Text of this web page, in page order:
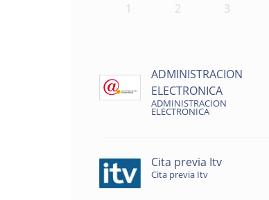
1 2 3
ADMINISTRACION
ELECTRONICA
ADMINISTRACION
ELECTRONICA
Cita previa Itv
Cita previa Itv